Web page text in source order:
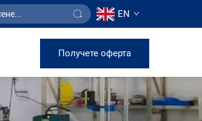
EN
Получете оферта